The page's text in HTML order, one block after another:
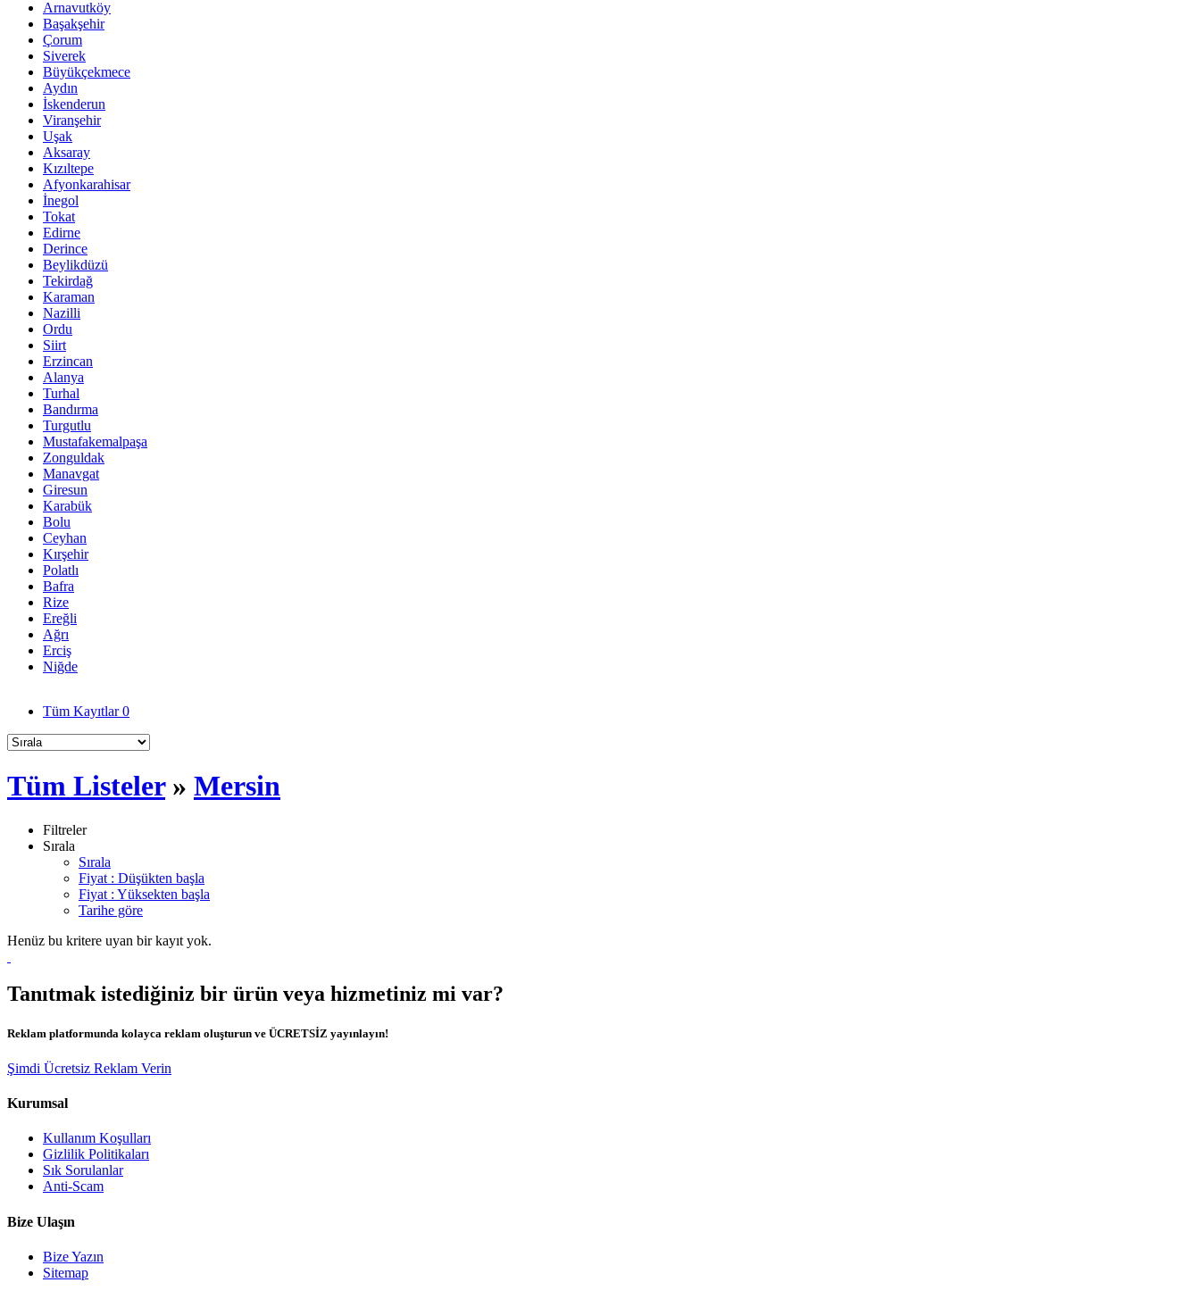
Arnavutköy
Başakşehir
Çorum
Siverek
Büyükçekmece
Aydın
İskenderun
Viranşehir
Uşak
Aksaray
Kızıltepe
Afyonkarahisar
İnegol
Tokat
Edirne
Derince
Beylikdüzü
Tekirdağ
Karaman
Nazilli
Ordu
Siirt
Erzincan
Alanya
Turhal
Bandırma
Turgutlu
Mustafakemalpaşa
Zonguldak
Manavgat
Giresun
Karabük
Bolu
Ceyhan
Kırşehir
Polatlı
Bafra
Rize
Ereğli
Ağrı
Erciş
Niğde
Tüm Kayıtlar0
Tüm Listeler» Mersin
Filtreler
Sırala
Sırala
Fiyat : Düşükten başla
Fiyat : Yüksekten başla
Tarihe göre
Henüz bu kritere uyan bir kayıt yok.
Tanıtmak istediğiniz bir ürün veya hizmetiniz mi var?
Reklam platformunda kolayca reklam oluşturun ve ÜCRETSİZ yayınlayın!
Şimdi Ücretsiz Reklam Verin
Kurumsal
Kullanım Koşulları
Gizlilik Politikaları
Sık Sorulanlar
Anti-Scam
Bize Ulaşın
Bize Yazın
Sitemap